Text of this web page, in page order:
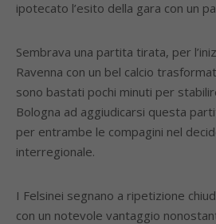
ipotecato l’esito della gara con un
Sembrava una partita tirata, per
Ravenna con un bel calcio
sono bastati pochi minuti per
Bologna ad aggiudicarsi questa
per entrambe le compagini nel
interregionale.
I Felsinei segnano a ripetizione
con un notevole vantaggio